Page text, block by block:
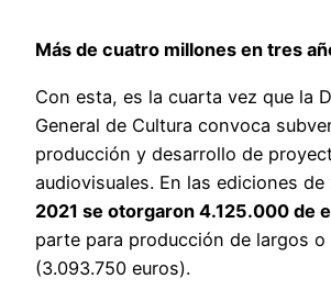
Más de cuatro millones en tres
Con esta, es la cuarta vez que la
General de Cultura convoca
producción y desarrollo de
audiovisuales. En las ediciones de
2021 se otorgaron 4.125.000 de
parte para producción de largos o
(3.093.750 euros).